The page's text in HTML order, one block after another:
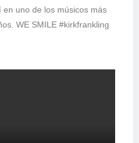
uno de los músicos más
WE SMILE #kirkfrankling